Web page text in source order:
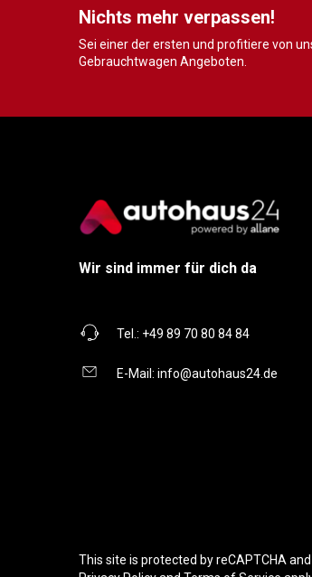
Nichts mehr verpassen!
Sei einer der ersten und profitiere von
Gebrauchtwagen Angeboten.
Wir sind immer für dich da
Tel.: +49 89 70 80 84 84
E-Mail: info@autohaus24.de
This site is protected by reCAPTCHA